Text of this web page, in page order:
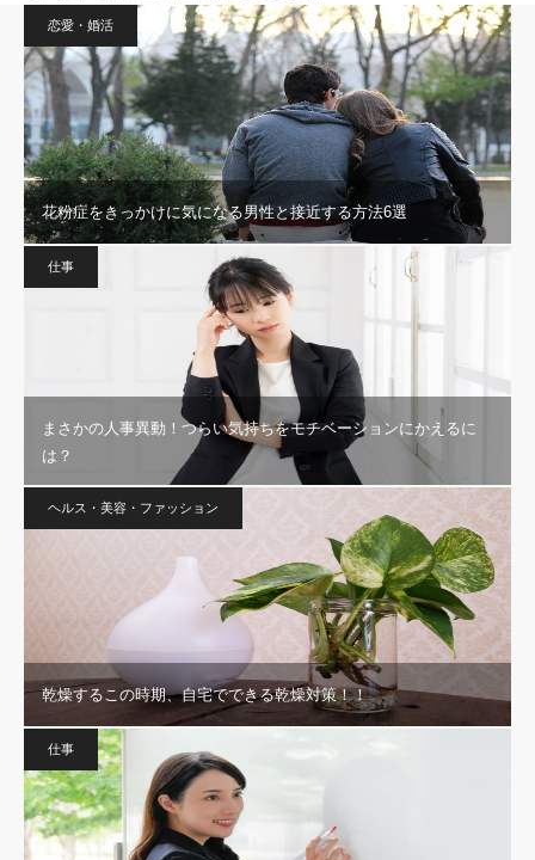
恋愛・婚活
花粉症をきっかけに気になる男性と接近する方法6選
仕事
まさかの人事異動！つらい気持ちをモチベーションにかえるに
は？
ヘルス・美容・ファッション
乾燥するこの時期、自宅でできる乾燥対策！！
仕事